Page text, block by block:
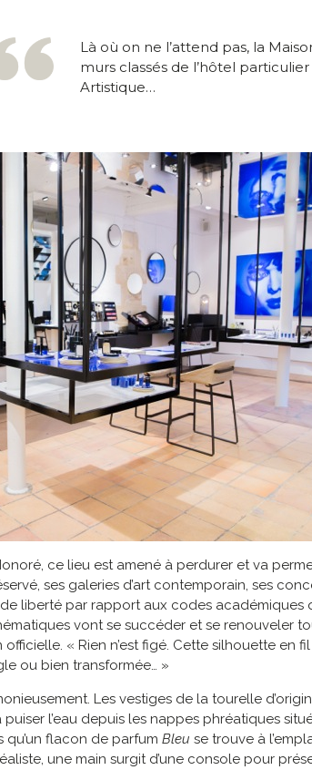
Là où on ne l’attend pas, la
murs classés de l’hôtel
Artistique…
ce lieu est amené à perdurer et va
ses galeries d’art contemporain, ses
liberté par rapport aux codes académiques
vont se succéder et se renouveler
officielle. « Rien n’est figé. Cette silhouette
ou bien transformée… »
Les vestiges de la tourelle
l’eau depuis les nappes phréatiques
qu’un flacon de parfum Bleu se trouve à
une main surgit d’une console pour